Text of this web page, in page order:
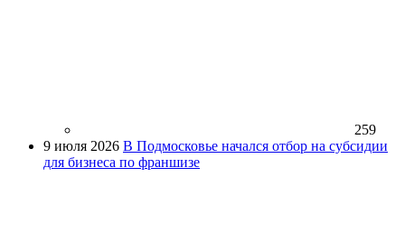
259
9 июля 2026 В Подмосковье начался отбор на субсидии
для бизнеса по франшизе